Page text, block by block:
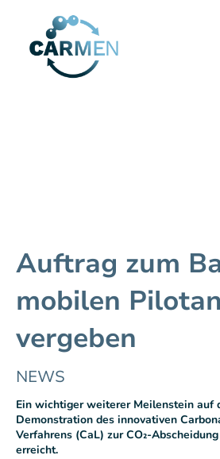
Auftrag zum
mobilen
vergeben
NEWS
Ein wichtiger weiterer Meilenstein auf
Demonstration des innovativen
Verfahrens (CaL) zur CO₂-
erreicht.